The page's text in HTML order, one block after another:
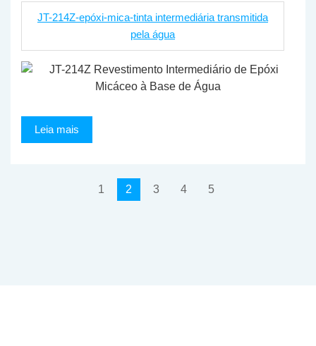
JT-214Z-epóxi-mica-tinta intermediária transmitida
pela água
Leia mais
1 2 3 4 5